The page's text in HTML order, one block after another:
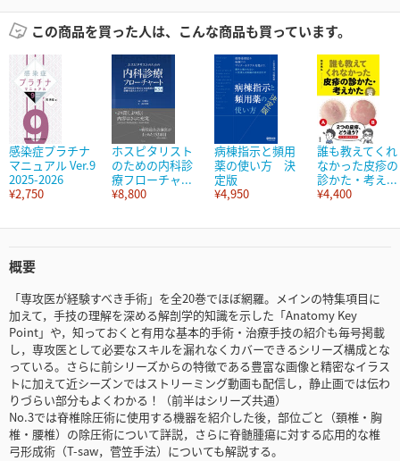
この商品を買った人は、こんな商品も買っています。
感染症プラチナ
マニュアル Ver.9
2025-2026
¥2,750
ホスピタリスト
のための内科診
療フローチャ...
¥8,800
病棟指示と頻用
薬の使い方 決
定版
¥4,950
誰も教えてくれ
なかった皮疹の
診かた・考え...
¥4,400
概要
「専攻医が経験すべき手術」を全20巻でほぼ網羅。メインの特集項目に
加えて，手技の理解を深める解剖学的知識を示した「Anatomy Key
Point」や，知っておくと有用な基本的手術・治療手技の紹介も毎号掲載
し，専攻医として必要なスキルを漏れなくカバーできるシリーズ構成とな
っている。さらに前シリーズからの特徴である豊富な画像と精密なイラス
トに加えて近シーズンではストリーミング動画も配信し，静止画では伝わ
りづらい部分もよくわかる！（前半はシリーズ共通）
No.3では脊椎除圧術に使用する機器を紹介した後，部位ごと（頚椎・胸
椎・腰椎）の除圧術について詳説，さらに脊髄腫瘍に対する応用的な椎
弓形成術（T-saw，菅笠手法）についても解説する。